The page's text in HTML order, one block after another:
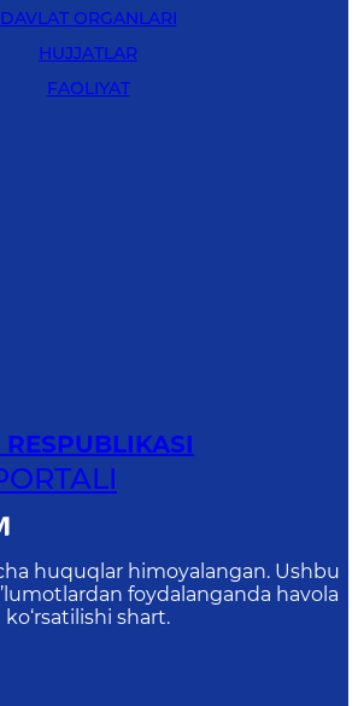
DAVLAT ORGANLARI
HUJJATLAR
FAOLIYAT
RESPUBLIKASI
huquqlar himoyalangan. Ushbu
foydalanganda havola
ko‘rsatilishi shart.